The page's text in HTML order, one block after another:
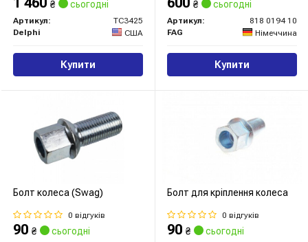
₴ сьогодні
Артикул:
TC3425
Delphi
США
Купити
₴ сьогодні
Артикул:
818 0194 10
FAG
Німеччина
Купити
Болт колеса (Swag)
0 відгуків
90 ₴ сьогодні
Болт для кріплення колеса
0 відгуків
90 ₴ сьогодні